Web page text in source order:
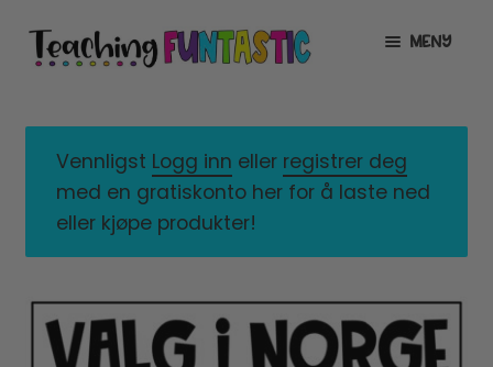
Hopp
til
Hopp
til
MENY
UNDERMENY
MIN KONTO
UNDERMENY
LISENSER
UTVID
UNDERMENY
Vennligst Logg inn eller registrer deg
med en gratiskonto her for å laste ned
eller kjøpe produkter!